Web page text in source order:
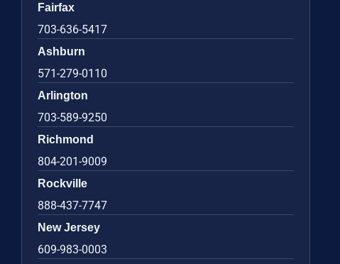
Fairfax
703-636-5417
Ashburn
571-279-0110
Arlington
703-589-9250
Richmond
804-201-9009
Rockville
888-437-7747
New Jersey
609-983-0003